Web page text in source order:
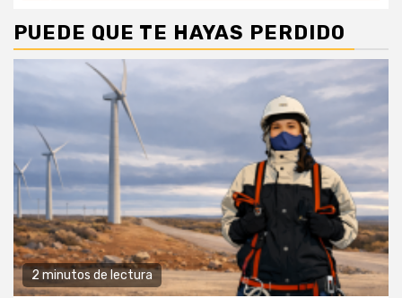
PUEDE QUE TE HAYAS PERDIDO
2 minutos de lectura